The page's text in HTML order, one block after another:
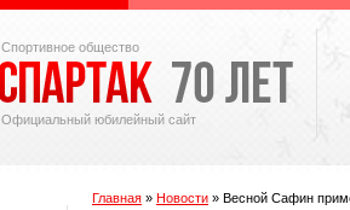
Спортивное общество
Официальный юбилейный сайт
Главная » Новости » Весной Сафин